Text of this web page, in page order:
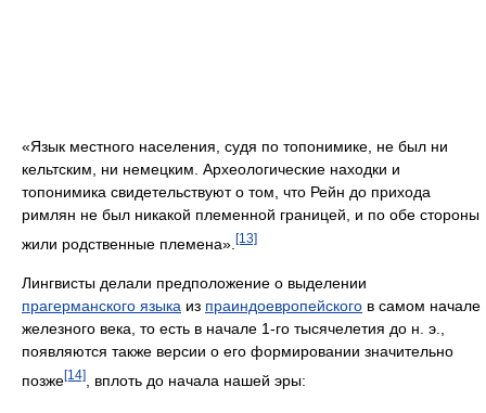
«Язык местного населения, судя по топонимике, не был ни
кельтским, ни немецким. Археологические находки и
топонимика свидетельствуют о том, что Рейн до прихода
римлян не был никакой племенной границей, и по обе стороны
жили родственные племена». [13]
Лингвисты делали предположение о выделении
прагерманского языка из праиндоевропейского в самом начале
железного века, то есть в начале 1-го тысячелетия до н. э.,
появляются также версии о его формировании значительно
позже[14] , вплоть до начала нашей эры: